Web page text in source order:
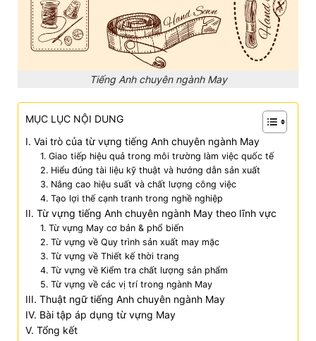
Tiếng Anh chuyên ngành May
MỤC LỤC NỘI DUNG
I. Vai trò của từ vựng tiếng Anh chuyên ngành May
1. Giao tiếp hiệu quả trong môi trường làm việc quốc tế
2. Hiểu đúng tài liệu kỹ thuật và hướng dẫn sản xuất
3. Nâng cao hiệu suất và chất lượng công việc
4. Tạo lợi thế cạnh tranh trong nghề nghiệp
II. Từ vựng tiếng Anh chuyên ngành May theo lĩnh vực
1. Từ vựng May cơ bản & phổ biến
2. Từ vựng về Quy trình sản xuất may mặc
3. Từ vựng về Thiết kế thời trang
4. Từ vựng về Kiểm tra chất lượng sản phẩm
5. Từ vựng về các vị trí trong ngành May
III. Thuật ngữ tiếng Anh chuyên ngành May
IV. Bài tập áp dụng từ vựng May
V. Tổng kết